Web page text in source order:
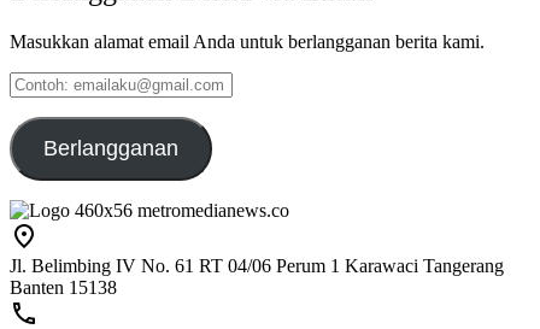
Masukkan alamat email Anda untuk berlangganan berita kami.
Contoh:
emailaku@gmail.com
Berlangganan
Jl. Belimbing IV No. 61 RT 04/06 Perum 1 Karawaci Tangerang
Banten 15138